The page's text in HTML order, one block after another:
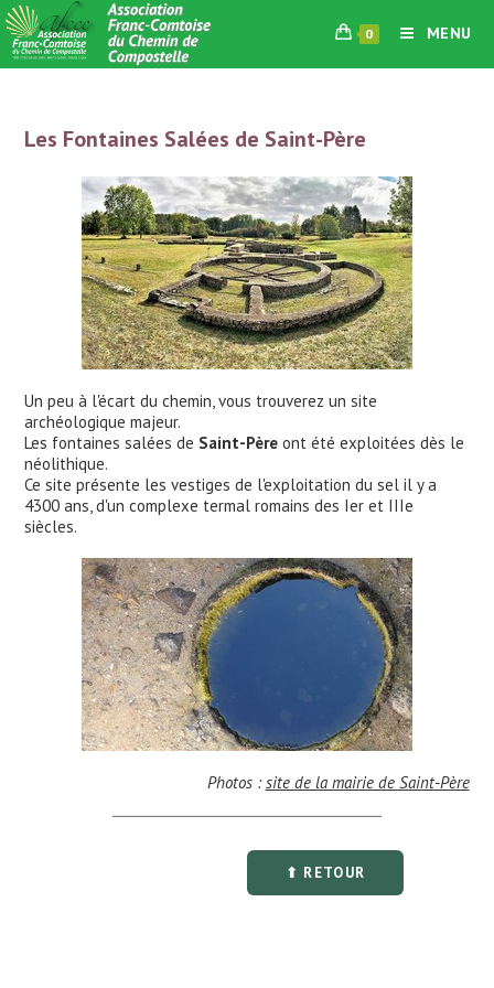
Skip
to
content
0 MENU
Les Fontaines Salées de Saint-Père
Un peu à l'écart du chemin, vous trouverez un site
archéologique majeur.
Les fontaines salées de Saint-Père ont été exploitées dès le
néolithique.
Ce site présente les vestiges de l'exploitation du sel il y a
4300 ans, d'un complexe termal romains des Ier et IIIe
siècles.
Photos :site de la mairie de Saint-Père
⬆ RETOUR